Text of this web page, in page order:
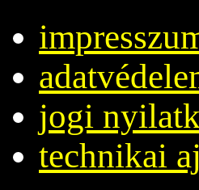
jogi
technikai